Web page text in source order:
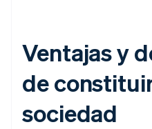
Ventajas y
de
sociedad